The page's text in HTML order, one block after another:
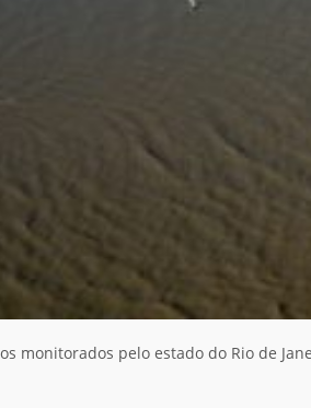
monitorados pelo estado do Rio de